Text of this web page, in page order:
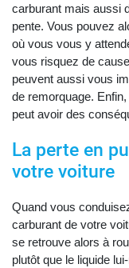
carburant mais aussi
pente. Vous pouvez
où vous vous y
vous risquez de
peuvent aussi vous
de remorquage.
peut avoir des
La perte en
votre voiture
Quand vous
carburant de votre
se retrouve alors à
plutôt que le liquide